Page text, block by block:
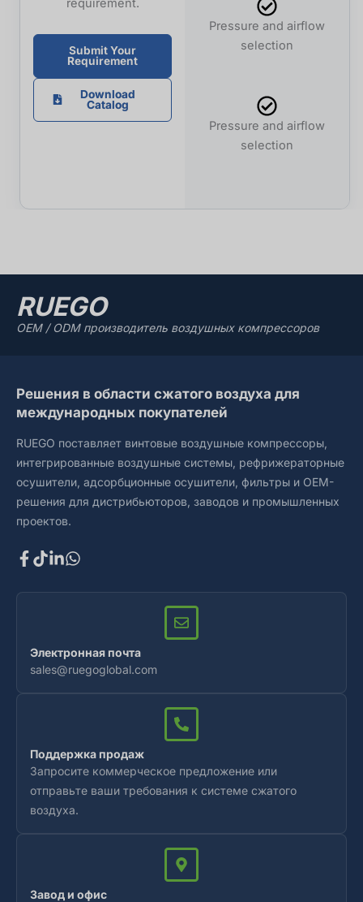
requirement.
Submit Your
Requirement
Download
Catalog
Pressure and airflow
selection
Pressure and airflow
selection
RUEGO
OEM / ODM производитель воздушных компрессоров
Решения в области сжатого воздуха для
международных покупателей
RUEGO поставляет винтовые воздушные компрессоры,
интегрированные воздушные системы, рефрижераторные
осушители, адсорбционные осушители, фильтры и OEM-
решения для дистрибьюторов, заводов и промышленных
проектов.
Электронная почта
sales@ruegoglobal.com
Поддержка продаж
Запросите коммерческое предложение или
отправьте ваши требования к системе сжатого
воздуха.
Завод и офис